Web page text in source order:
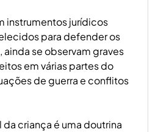
instrumentos jurídicos
para defender os
se observam graves
em várias partes do
de guerra e conflitos
criança é uma doutrina